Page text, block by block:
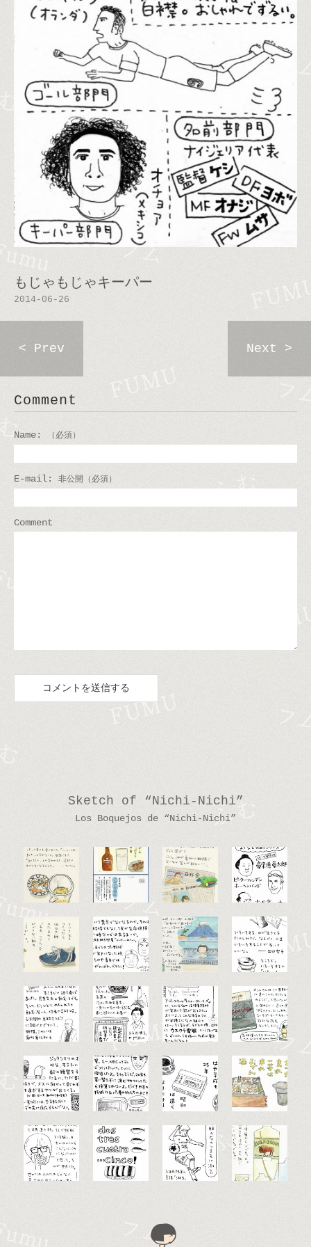
もじゃもじゃキーパー
2014-06-26
< Prev Next >
Comment
Name: （必須）
E-mail: 非公開（必須）
Comment
Sketch of “Nichi-Nichi”
Los Boquejos de “Nichi-Nichi”